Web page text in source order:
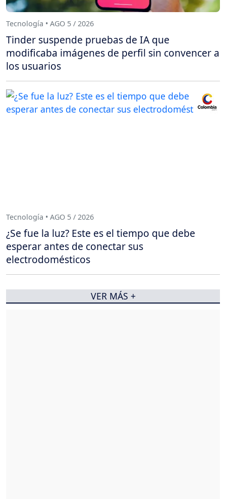
Tecnología • AGO 5 / 2026
Tinder suspende pruebas de IA que
modificaba imágenes de perfil sin convencer a
los usuarios
Tecnología • AGO 5 / 2026
¿Se fue la luz? Este es el tiempo que debe
esperar antes de conectar sus
electrodomésticos
VER MÁS +